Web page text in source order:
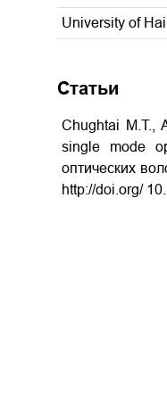
University of
Статьи
Chughtai M.T.,
single mode
оптических
http://doi.org/